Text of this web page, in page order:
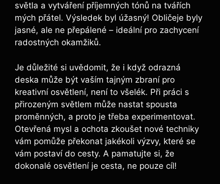
světla a ⁣vytváření příjemných tónů na tvářích
mých přátel. Výsledek byl⁢ úžasný! Obličeje byly
jasné, ale ne přepálené – ideální pro zachycení
radostných⁢ okamžiků.
Je důležité ‌si uvědomit, že i když odrazná
deska může být vaším tajným zbraní pro‍
kreativní‌ osvětlení, není to všelék.⁢ Při‌ práci s⁣
přirozeným světlem může nastat spousta
proměnných, ⁣a proto je třeba experimentovat.
Otevřená mysl a ochota zkoušet nové techniky
vám ‍pomůže ⁢překonat jakékoli výzvy, které se
vám postaví do ⁢cesty. A pamatujte si,‍ že
dokonalé osvětlení ⁣je​ cesta, ne⁣ pouze cíl!